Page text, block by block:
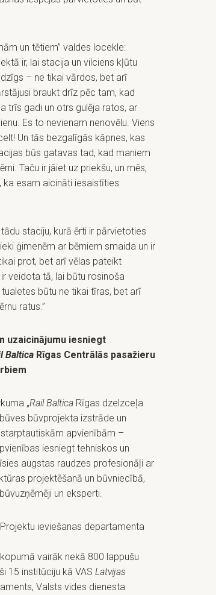
un tētiem” valdes locekle:
ir, lai stacija un vilciens kļūtu
– ne tikai vārdos, bet arī
braukt drīz pēc tam, kad
trīs gadi un otrs gulēja ratos, ar
Es to nevienam nenovēlu. Viens
Un tās bezgalīgās kāpnes, kas
būs gatavas tad, kad maniem
Taču ir jāiet uz priekšu, un mēs,
ka esam aicināti iesaistīties
staciju, kurā ērti ir pārvietoties
ģimenēm ar bērniem smaida un ir
prot, bet arī vēlas pateikt
ir veidota tā, lai būtu rosinoša
būtu ne tikai tīras, bet arī
ratus.”
uzaicinājumu iesniegt
Baltica Rīgas Centrālās pasažieru
„Rail Baltica Rīgas dzelzceļa
būvprojekta izstrāde un
apvienībām –
iesniegt tehniskos un
augstas raudzes profesionāļi ar
projektēšanā un būvniecībā,
un eksperti.
Projektu ieviešanas departamenta
vairāk nekā 800 lappušu
15 institūciju kā VAS Latvijas
Valsts vides dienesta